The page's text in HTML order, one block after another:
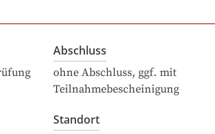
Abschluss
ohne Abschluss, ggf. mit
Teilnahmebescheinigung
Standort